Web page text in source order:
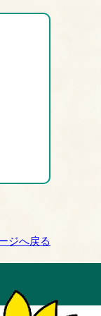
ジへ戻る